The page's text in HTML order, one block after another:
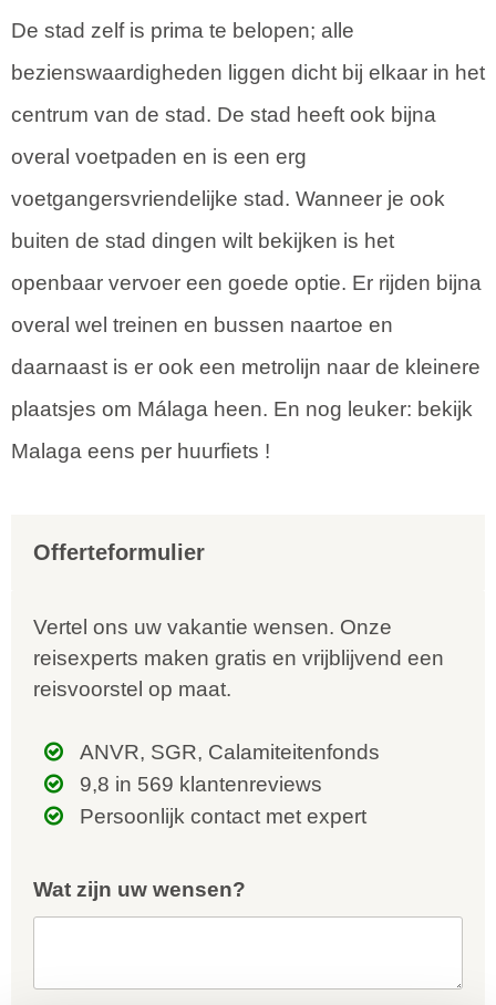
De stad zelf is prima te belopen; alle
bezienswaardigheden liggen dicht bij elkaar in het
centrum van de stad. De stad heeft ook bijna
overal voetpaden en is een erg
voetgangersvriendelijke stad. Wanneer je ook
buiten de stad dingen wilt bekijken is het
openbaar vervoer een goede optie. Er rijden bijna
overal wel treinen en bussen naartoe en
daarnaast is er ook een metrolijn naar de kleinere
plaatsjes om Málaga heen. En nog leuker: bekijk
Malaga eens per huurfiets !
Offerteformulier
Vertel ons uw vakantie wensen. Onze
reisexperts maken gratis en vrijblijvend een
reisvoorstel op maat.
ANVR, SGR, Calamiteitenfonds
9,8 in 569 klantenreviews
Persoonlijk contact met expert
Wat zijn uw wensen?